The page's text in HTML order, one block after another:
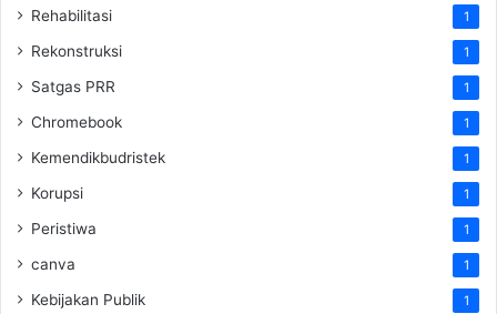
Rehabilitasi 1
Rekonstruksi 1
Satgas PRR 1
Chromebook 1
Kemendikbudristek 1
Korupsi 1
Peristiwa 1
canva 1
Kebijakan Publik 1